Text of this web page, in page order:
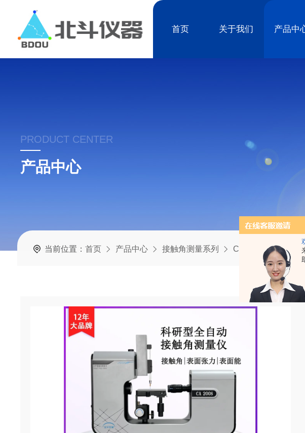
首页 关于我们 产品中
PRODUCT CENTER
产品中心
当前位置： 首页 产品中心 接触角测量系列 CA200 自动型接触